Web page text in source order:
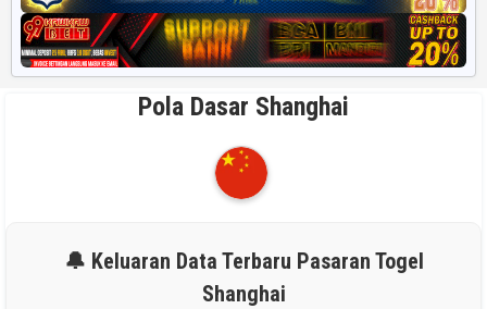
Pola Dasar Shanghai
🔔 Keluaran Data Terbaru Pasaran Togel
Shanghai